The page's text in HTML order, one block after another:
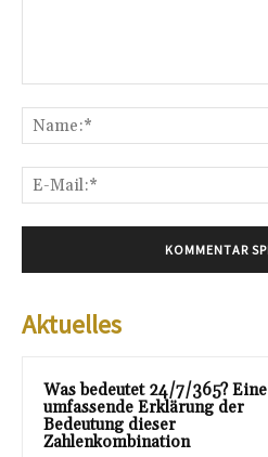
Aktuelles
Was bedeutet 24/7/365? Eine
umfassende Erklärung der
Bedeutung dieser
Zahlenkombination